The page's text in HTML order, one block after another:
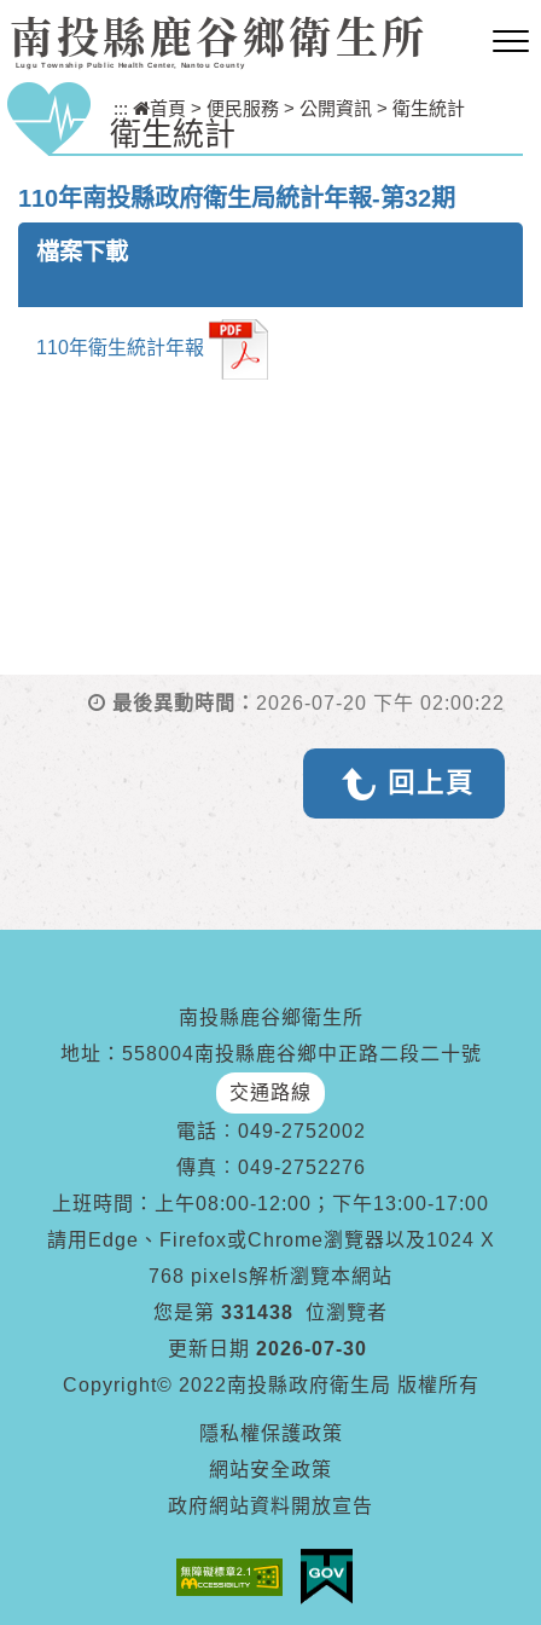
跳到主要內容區塊
南投縣鹿谷鄉衛生所
Lugu Township Public Health Center, Nantou County
::: 首頁 > 便民服務 > 公開資訊 > 衛生統計
衛生統計
110年南投縣政府衛生局統計年報-第32期
檔案下載
110年衛生統計年報
最後異動時間： 2026-07-20 下午 02:00:22
回上頁
南投縣鹿谷鄉衛生所
地址：558004南投縣鹿谷鄉中正路二段二十號
交通路線
電話︰ 049-2752002
傳真︰ 049-2752276
上班時間：上午08:00-12:00；下午13:00-17:00
請用Edge、Firefox或Chrome瀏覽器以及1024 X
768 pixels解析瀏覽本網站
您是第 331438
位瀏覽者
更新日期 2026-07-30
Copyright© 2022南投縣政府衛生局 版權所有
隱私權保護政策
網站安全政策
政府網站資料開放宣告